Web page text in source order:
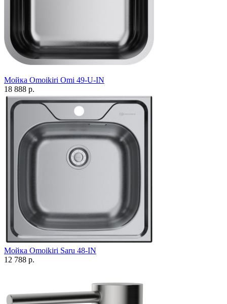
Мойка Omoikiri Omi 49-U-IN
18 888 р.
Мойка Omoikiri Saru 48-IN
12 788 р.